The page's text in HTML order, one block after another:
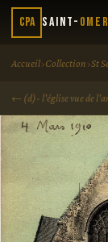
CPA Saint- Omer
Accueil›Collection ›St
← (d)- l'église vue de